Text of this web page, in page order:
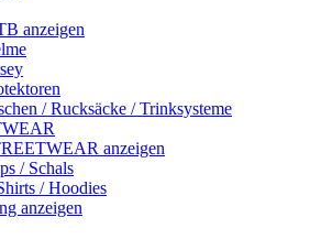
anzeigen
/ Rucksäcke / Trinksysteme
anzeigen
/ Schals
/ Hoodies
anzeigen